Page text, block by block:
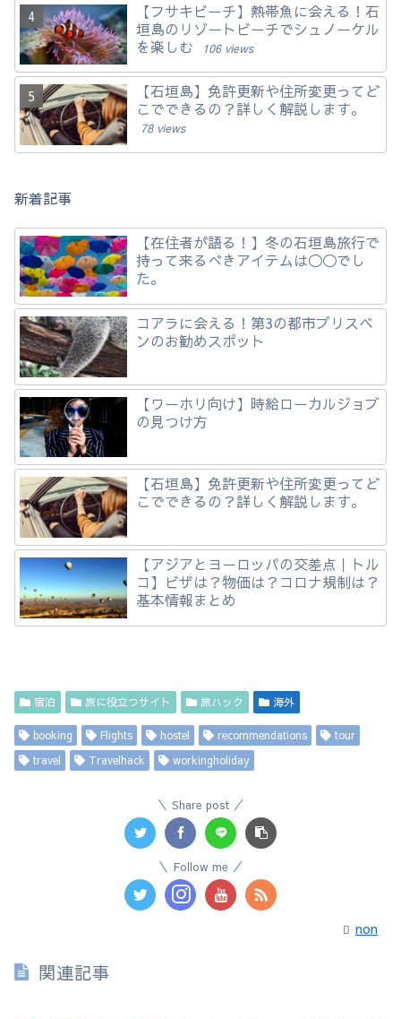
【フサキビーチ】熱帯魚に会える！石
垣島のリゾートビーチでシュノーケル
を楽しむ
106 views
【石垣島】免許更新や住所変更ってど
こでできるの？詳しく解説します。
78 views
新着記事
【在住者が語る！】冬の石垣島旅行で
持って来るべきアイテムは◯◯でし
た。
コアラに会える！第3の都市ブリスベ
ンのお勧めスポット
【ワーホリ向け】時給ローカルジョブ
の見つけ方
【石垣島】免許更新や住所変更ってど
こでできるの？詳しく解説します。
【アジアとヨーロッパの交差点｜トル
コ】ビザは？物価は？コロナ規制は？
基本情報まとめ
宿泊 旅に役立つサイト 旅ハック 海外
booking Flights hostel recommendations
tour
travel
Travelhack workingholiday
Share post
Follow me
non
関連記事